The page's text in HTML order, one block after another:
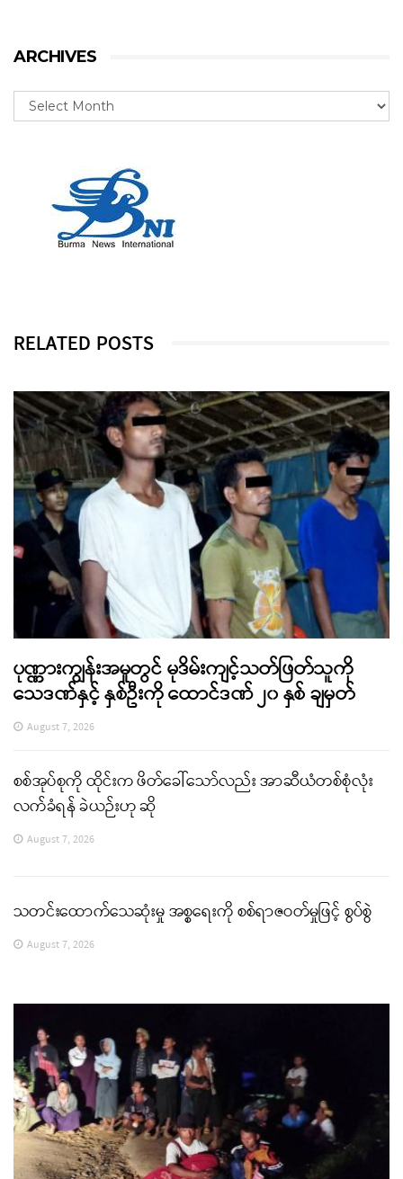
ARCHIVES
RELATED POSTS
ပုဏ္ဏားကျွန်းအမှုတွင် မုဒိမ်းကျင့်သတ်ဖြတ်သူကို
သေဒဏ်နှင့် နှစ်ဦးကို ထောင်ဒဏ် ၂၀ နှစ် ချမှတ်
August 7, 2026
စစ်အုပ်စုကို ထိုင်းက ဖိတ်ခေါ်သော်လည်း အာဆီယံတစ်စုံလုံး
လက်ခံရန် ခဲယဉ်းဟု ဆို
August 7, 2026
သတင်းထောက်သေဆုံးမှု အစ္စရေးကို စစ်ရာဇဝတ်မှုဖြင့် စွပ်စွဲ
August 7, 2026